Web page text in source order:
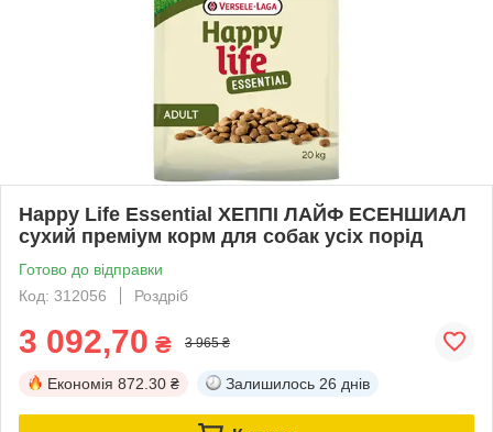
Happy Life Essential ХЕППІ ЛАЙФ ЕСЕНШИАЛ
сухий преміум корм для собак усіх порід
Готово до відправки
Код: 312056
Роздріб
3 092,70 ₴ 3 965 ₴
Економія 872.30 ₴ Залишилось 26 днів